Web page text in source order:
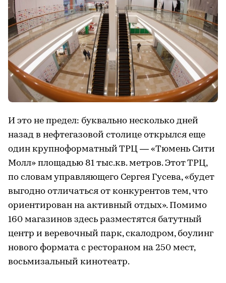
И это не предел: буквально несколько дней
назад в нефтегазовой столице открылся еще
один крупноформатный ТРЦ — «Тюмень Сити
Молл» площадью 81 тыс.кв. метров. Этот ТРЦ,
по словам управляющего Сергея Гусева, «будет
выгодно отличаться от конкурентов тем, что
ориентирован на активный отдых». Помимо
160 магазинов здесь разместятся батутный
центр и веревочный парк, скалодром, боулинг
нового формата с рестораном на 250 мест,
восьмизальный кинотеатр.